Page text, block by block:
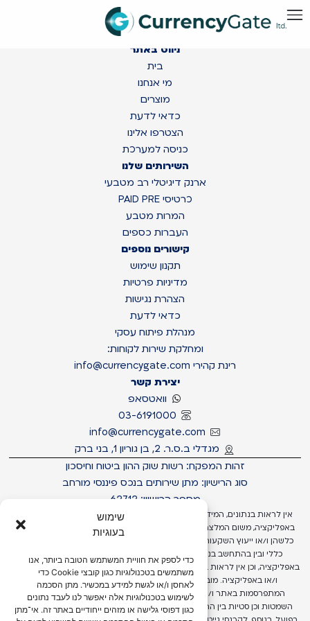
שימוש
בעוגיות
כדי לספק את חוויית המשתמש הטובה ביותר, אנו
משתמשים בטכנולוגיות כגון קובצי Cookie כדי
לאחסן ו/או לגשת למידע במכשיר. מתן הסכמה
לשימוש בטכנולוגיות אלה יאפשר לנו לעבד נתונים
כגון דפוסי גלישה או מזהים ייחודיים באתר זה. אי־מתן
ניווט באתר
בית
מי אנחנו
מוצרים
כדאי לדעת
הצטרפו אלינו
כניסה למערכת
השירותים שלנו
ארנק דיגיטלי רב מטבעי
כרטיסי PAID PRE
המרות מטבע
העברות כספים
קישורים נוספים
תקנון שימוש
מדיניות פרטיות
הצהרת נגישות
כדאי לדעת
מנהלת פיתוח עסקי
ומחלקת שירות לקוחות:
רינת קהירי info@currencygate.com
יצירת קשר
וואטסאפ
03-6191000
info@currencygate.com
מגדלי ב.ס.ר. 2, בן גוריון 1, בני ברק
זהות המפקח: רשות שוק ההון ביטוח וחיסכון
סוג הרישיון: מתן שירותים בנכס פיננסי מורחב
מספר הרישיון: 62712
אין לראות בנתונים, המידע, הדעות, הסקירות והתחזיות המתפרסמות באתר ו/או
באפליקציה, משום המלצה ו/או הצעה לביצוע פעולות ו/או השקעות ו/או עסקאות
כלשהן ו/או ייעוץ השקעות ו/או שיווק השקעות ו/או ייעוץ מכל סוג שהוא, בין באופן
כללי ובין בהתחשב בנתונים ובצרכים המיוחדים של כל משתמש באתר ו/או
באפליקציה, וכן אין לראות בהן כתחליף לשיקול דעתו העצמאי של המשתמש באתר
ו/או באפליקציה. מובהר כי בנתונים, המידע, הדעות, הסקירות והתחזיות
המתפרסמות באתר ו/או באפליקציה עשויות להיות טעויות ו/או שגיאות ו/או
השמטות וכן סטיות בין התחזיות המופיעות באתר ו/או באפליקציה לבין התוצאות